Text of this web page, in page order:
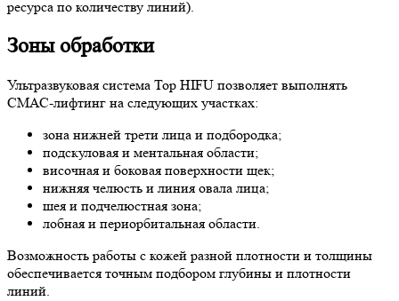
ресурса по количеству линий).
Зоны обработки
Ультразвуковая система Top HIFU позволяет выполнять
СМАС-лифтинг на следующих участках:
зона нижней трети лица и подбородка;
подскуловая и ментальная области;
височная и боковая поверхности щек;
нижняя челюсть и линия овала лица;
шея и подчелюстная зона;
лобная и периорбитальная области.
Возможность работы с кожей разной плотности и толщины
обеспечивается точным подбором глубины и плотности
линий.